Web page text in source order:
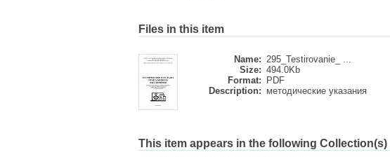
Files in this item
Name: 295_Testirovanie_ ...
Size: 494.0Kb
Format:
PDF
Description: методические указания
This item appears in the following Collection(s)